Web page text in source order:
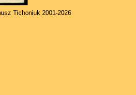
Tichoniuk 2001-2026